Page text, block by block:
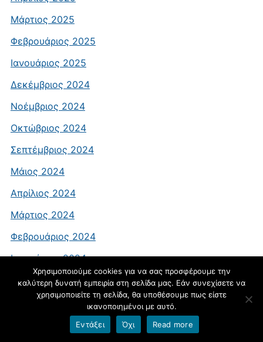
Μάρτιος 2025
Φεβρουάριος 2025
Ιανουάριος 2025
Δεκέμβριος 2024
Νοέμβριος 2024
Οκτώβριος 2024
Σεπτέμβριος 2024
Μάιος 2024
Απρίλιος 2024
Μάρτιος 2024
Φεβρουάριος 2024
Ιανουάριος 2024
Δεκέμβριος 2023
Νοέμβριος 2023
Οκτώβριος 2023
Χρησιμοποιούμε cookies για να σας προσφέρουμε την
καλύτερη δυνατή εμπειρία στη σελίδα μας. Εάν συνεχίσετε να
χρησιμοποιείτε τη σελίδα, θα υποθέσουμε πως είστε
ικανοποιημένοι με αυτό.
Εντάξει
Όχι Read more